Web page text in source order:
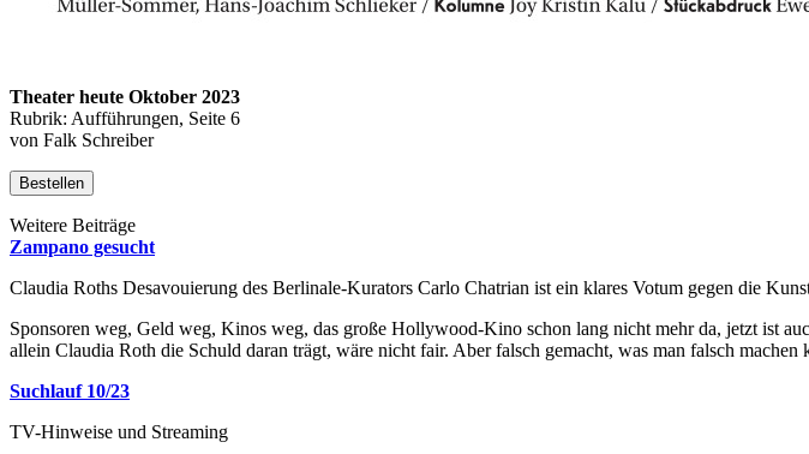
Theater heute Oktober 2023
Rubrik: Aufführungen, Seite 6
von Falk Schreiber
Bestellen
Weitere Beiträge
Zampano gesucht
Claudia Roths Desavouierung des Berlinale-Kurators Carlo Chatrian ist ein klares Votum gegen die
Sponsoren weg, Geld weg, Kinos weg, das große Hollywood-Kino schon lang nicht mehr da, jetzt ist
allein Claudia Roth die Schuld daran trägt, wäre nicht fair. Aber falsch gemacht, was man falsch
Suchlauf 10/23
TV-Hinweise und Streaming